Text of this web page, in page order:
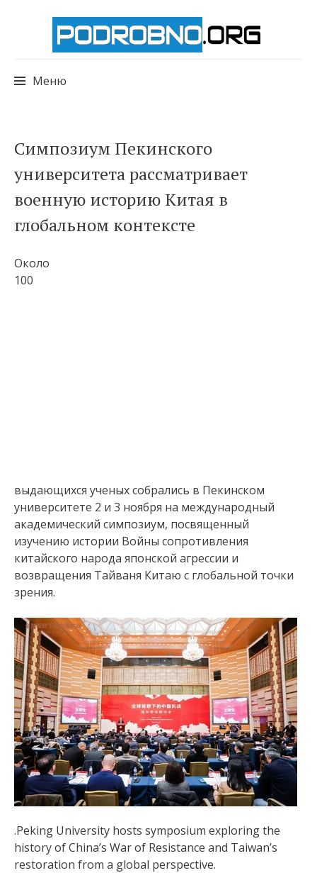
Меню
к
содержимому
Симпозиум Пекинского
университета рассматривает
военную историю Китая в
глобальном контексте
Около
100
выдающихся ученых собрались в Пекинском
университете 2 и 3 ноября на международный
академический симпозиум, посвященный
изучению истории Войны сопротивления
китайского народа японской агрессии и
возвращения Тайваня Китаю с глобальной точки
зрения.
.Peking University hosts symposium exploring the
history of China’s War of Resistance and Taiwan’s
restoration from a global perspective.